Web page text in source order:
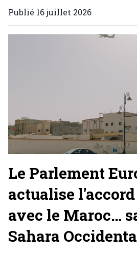
Publié 16 juillet 2026
Le Parlement
actualise
avec le Maroc…
Sahara